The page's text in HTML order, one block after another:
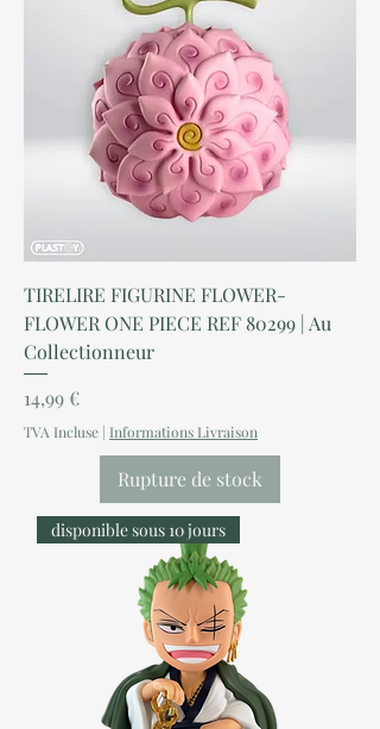
TIRELIRE FIGURINE FLOWER-
FLOWER ONE PIECE REF 80299 | Au
Collectionneur
Prix
14,99 €
TVA Incluse | Informations Livraison
Rupture de stock
disponible sous 10 jours